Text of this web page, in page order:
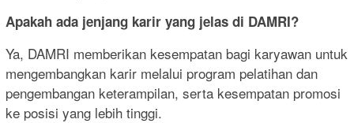
Apakah ada jenjang karir yang jelas di DAMRI?
Ya, DAMRI memberikan kesempatan bagi karyawan untuk
mengembangkan karir melalui program pelatihan dan
pengembangan keterampilan, serta kesempatan promosi
ke posisi yang lebih tinggi.